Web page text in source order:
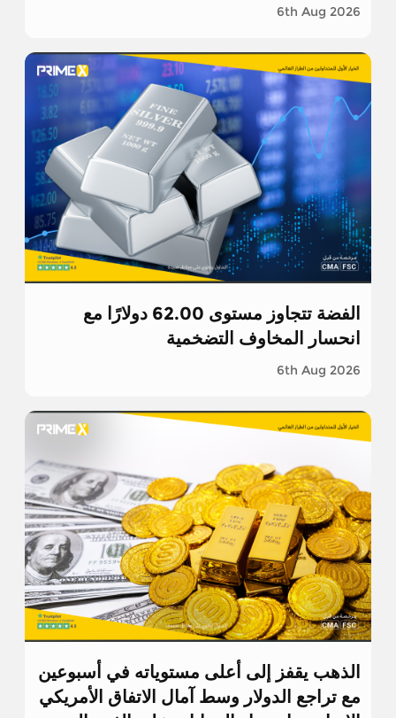
6th Aug 2026
الفضة تتجاوز مستوى 62.00 دولارًا مع
انحسار المخاوف التضخمية
6th Aug 2026
الذهب يقفز إلى أعلى مستوياته في أسبوعين
مع تراجع الدولار وسط آمال الاتفاق الأمريكي